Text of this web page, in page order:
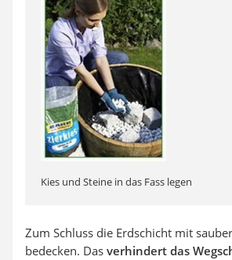
Kies und Steine in das Fass legen
Zum Schluss die Erdschicht mit
bedecken. Das verhindert das